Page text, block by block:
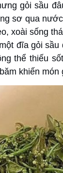
gỏi sầu
sơ qua
xoài sống
đĩa gỏi
thể thiếu
khiến món